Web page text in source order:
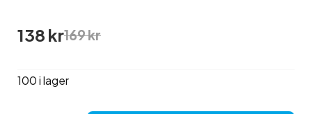
169kr
Det
ursprungliga
var:
138 krDet
nuvarande
är:
100 i lager